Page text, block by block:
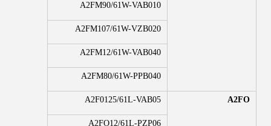
A2FM90/61W-VAB010
A2FM107/61W-VZB020
A2FM12/61W-VAB040
A2FM80/61W-PPB040
A2FO
A2F0125/61L-VAB05
A2FO12/61L-PZP06